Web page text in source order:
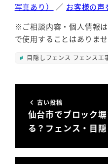
写真あり）
／ お客様の声
※ご相談内容・個人情報
で使用することはありませ
目隠しフェンス フェンス
古い投稿
仙台市でブロック
る？フェンス・目